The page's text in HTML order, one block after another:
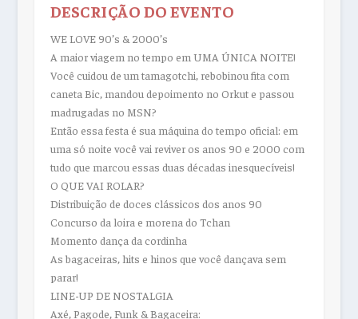
DESCRIÇÃO DO EVENTO
WE LOVE 90’s & 2000’s
A maior viagem no tempo em UMA ÚNICA NOITE!
Você cuidou de um tamagotchi, rebobinou fita com
caneta Bic, mandou depoimento no Orkut e passou
madrugadas no MSN?
Então essa festa é sua máquina do tempo oficial: em
uma só noite você vai reviver os anos 90 e 2000 com
tudo que marcou essas duas décadas inesquecíveis!
O QUE VAI ROLAR?
Distribuição de doces clássicos dos anos 90
Concurso da loira e morena do Tchan
Momento dança da cordinha
As bagaceiras, hits e hinos que você dançava sem
parar!
LINE-UP DE NOSTALGIA
Axé, Pagode, Funk & Bagaceira: